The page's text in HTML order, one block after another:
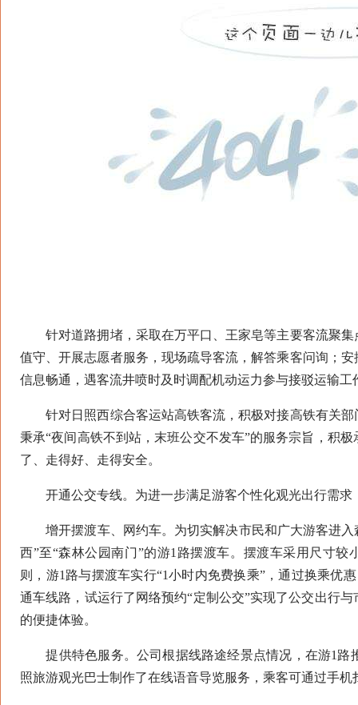
针对道路拥堵，采取在万平口、王家皂等主要客流聚集
值守、开展志愿者服务，现场疏导客流，解答乘客问询；
信息畅通，遇客流井喷时及时调配机动运力参与接驳运输
针对日照西综合客运站高铁客流，积极对接高铁有关部
秉承“夜间高铁不到站，末班公交不发车”的服务宗旨，积
了、走得好、走得安全。
开通公交专线。为进一步满足游客个性化观光出行需求
增开摆渡车、网约车。为切实解决市民和广大游客进入
西”至“森林公园南门”的游1路摆渡车。摆渡车采用尺寸
则，游1路与摆渡车实行“1小时内免费换乘”，通过换乘优
通车线路，试运行了网络预约“定制公交”实现了公交出行
的便捷体验。
提供特色服务。公司根据线路途经景点情况，在游1路
照旅游观光巴士制作了在线语音导览服务，乘客可通过手